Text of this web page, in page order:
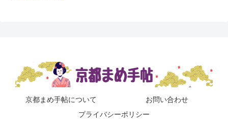
京都まめ手帖について
お問い合わせ
プライバシーポリシー